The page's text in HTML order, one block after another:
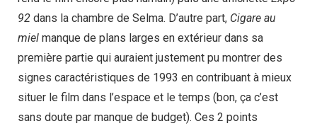
92 dans la chambre de Selma. D’autre part, Cigare au
miel manque de plans larges en extérieur dans sa
première partie qui auraient justement pu montrer des
signes caractéristiques de 1993 en contribuant à mieux
situer le film dans l’espace et le temps (bon, ça c’est
sans doute par manque de budget). Ces 2 points